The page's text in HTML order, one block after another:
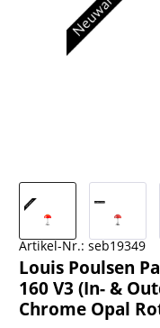
Artikel-Nr.: seb19349
Louis Poulsen
160 V3 (In- &
Chrome Opal